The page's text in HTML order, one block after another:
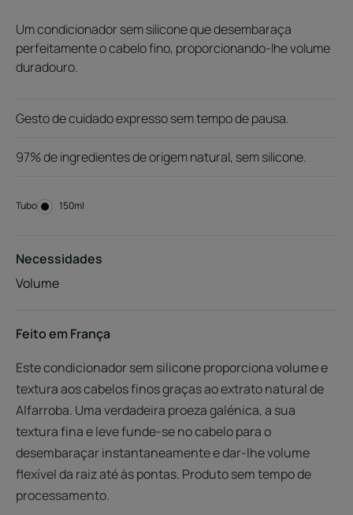
Um condicionador sem silicone que desembaraça
perfeitamente o cabelo fino, proporcionando-lhe volume
duradouro.
Gesto de cuidado expresso sem tempo de pausa.
97% de ingredientes de origem natural, sem silicone.
Tubo Tubo
150ml
Necessidades
Volume
Feito em França
Este condicionador sem silicone proporciona volume e
textura aos cabelos finos graças ao extrato natural de
Alfarroba. Uma verdadeira proeza galénica, a sua
textura fina e leve funde-se no cabelo para o
desembaraçar instantaneamente e dar-lhe volume
flexível da raiz até às pontas. Produto sem tempo de
processamento.